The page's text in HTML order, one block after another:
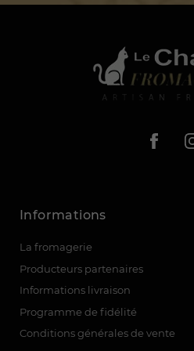
Informations
La fromagerie
Producteurs partenaires
Informations livraison
Programme de fidélité
Conditions générales de vente